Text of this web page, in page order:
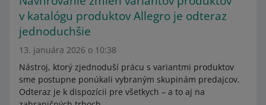
v katalógu produktov Allegro je odteraz
jednoduchšie
13. januára 2026 o 10:38
Nástroj, ktorý zjednoduší prácu s variantmi produktov
sme postupne ponúkali vybraným skupinám predajcov.
Odteraz je k dispozícii pre všetkych – a to aj na